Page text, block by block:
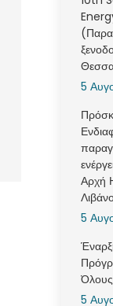
5
Αρχή
5
5